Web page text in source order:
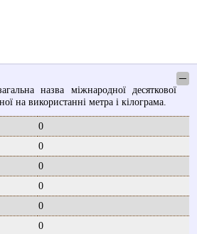
─
назва міжнародної десяткової
на використанні метра і кілограма.
0
0
0
0
0
0